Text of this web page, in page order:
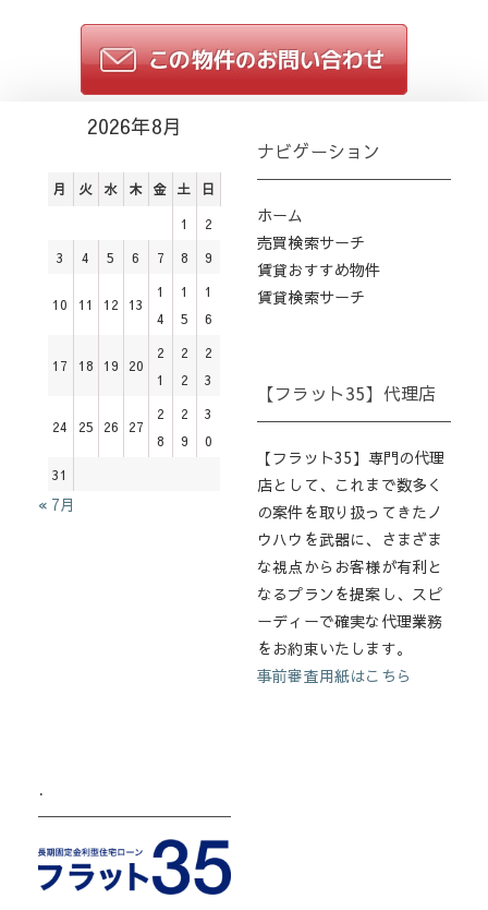
2026年8月
月 火 水 木 金 土 日
1
2
3
4 5 6 7 8 9
10 11 12 13
1
4
1
5
1
6
17 18 19 20
2
1
2
2
2
3
24 25 26 27
2
8
2
9
3
0
31
« 7月
ナビゲーション
ホーム
売買検索サーチ
賃貸おすすめ物件
賃貸検索サーチ
【フラット35】代理店
【フラット35】専門の代理
店として、これまで数多く
の案件を取り扱ってきたノ
ウハウを武器に、さまざま
な視点からお客様が有利と
なるプランを提案し、スピ
ーディーで確実な代理業務
をお約束いたします。
事前審査用紙はこちら
.